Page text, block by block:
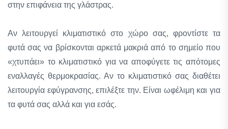
στην επιφάνεια της γλάστρας.
Αν λειτουργεί κλιματιστικό στο χώρο σας, φροντίστε τα
φυτά σας να βρίσκονται αρκετά μακριά από το σημείο που
«χτυπάει» το κλιματιστικό για να αποφύγετε τις απότομες
εναλλαγές θερμοκρασίας. Αν το κλιματιστικό σας διαθέτει
λειτουργία εφύγρανσης, επιλέξτε την. Είναι ωφέλιμη και για
τα φυτά σας αλλά και για εσάς.